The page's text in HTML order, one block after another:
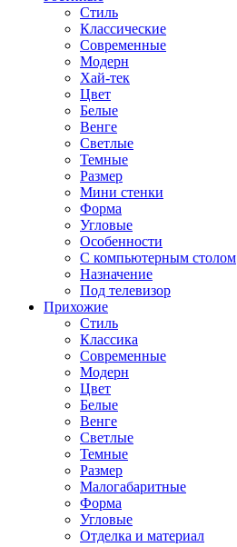
Стиль
Классические
Современные
Модерн
Хай-тек
Цвет
Белые
Венге
Светлые
Темные
Размер
Мини стенки
Форма
Угловые
Особенности
С компьютерным столом
Назначение
Под телевизор
Прихожие
Стиль
Классика
Современные
Модерн
Цвет
Белые
Венге
Светлые
Темные
Размер
Малогабаритные
Форма
Угловые
Отделка и материал